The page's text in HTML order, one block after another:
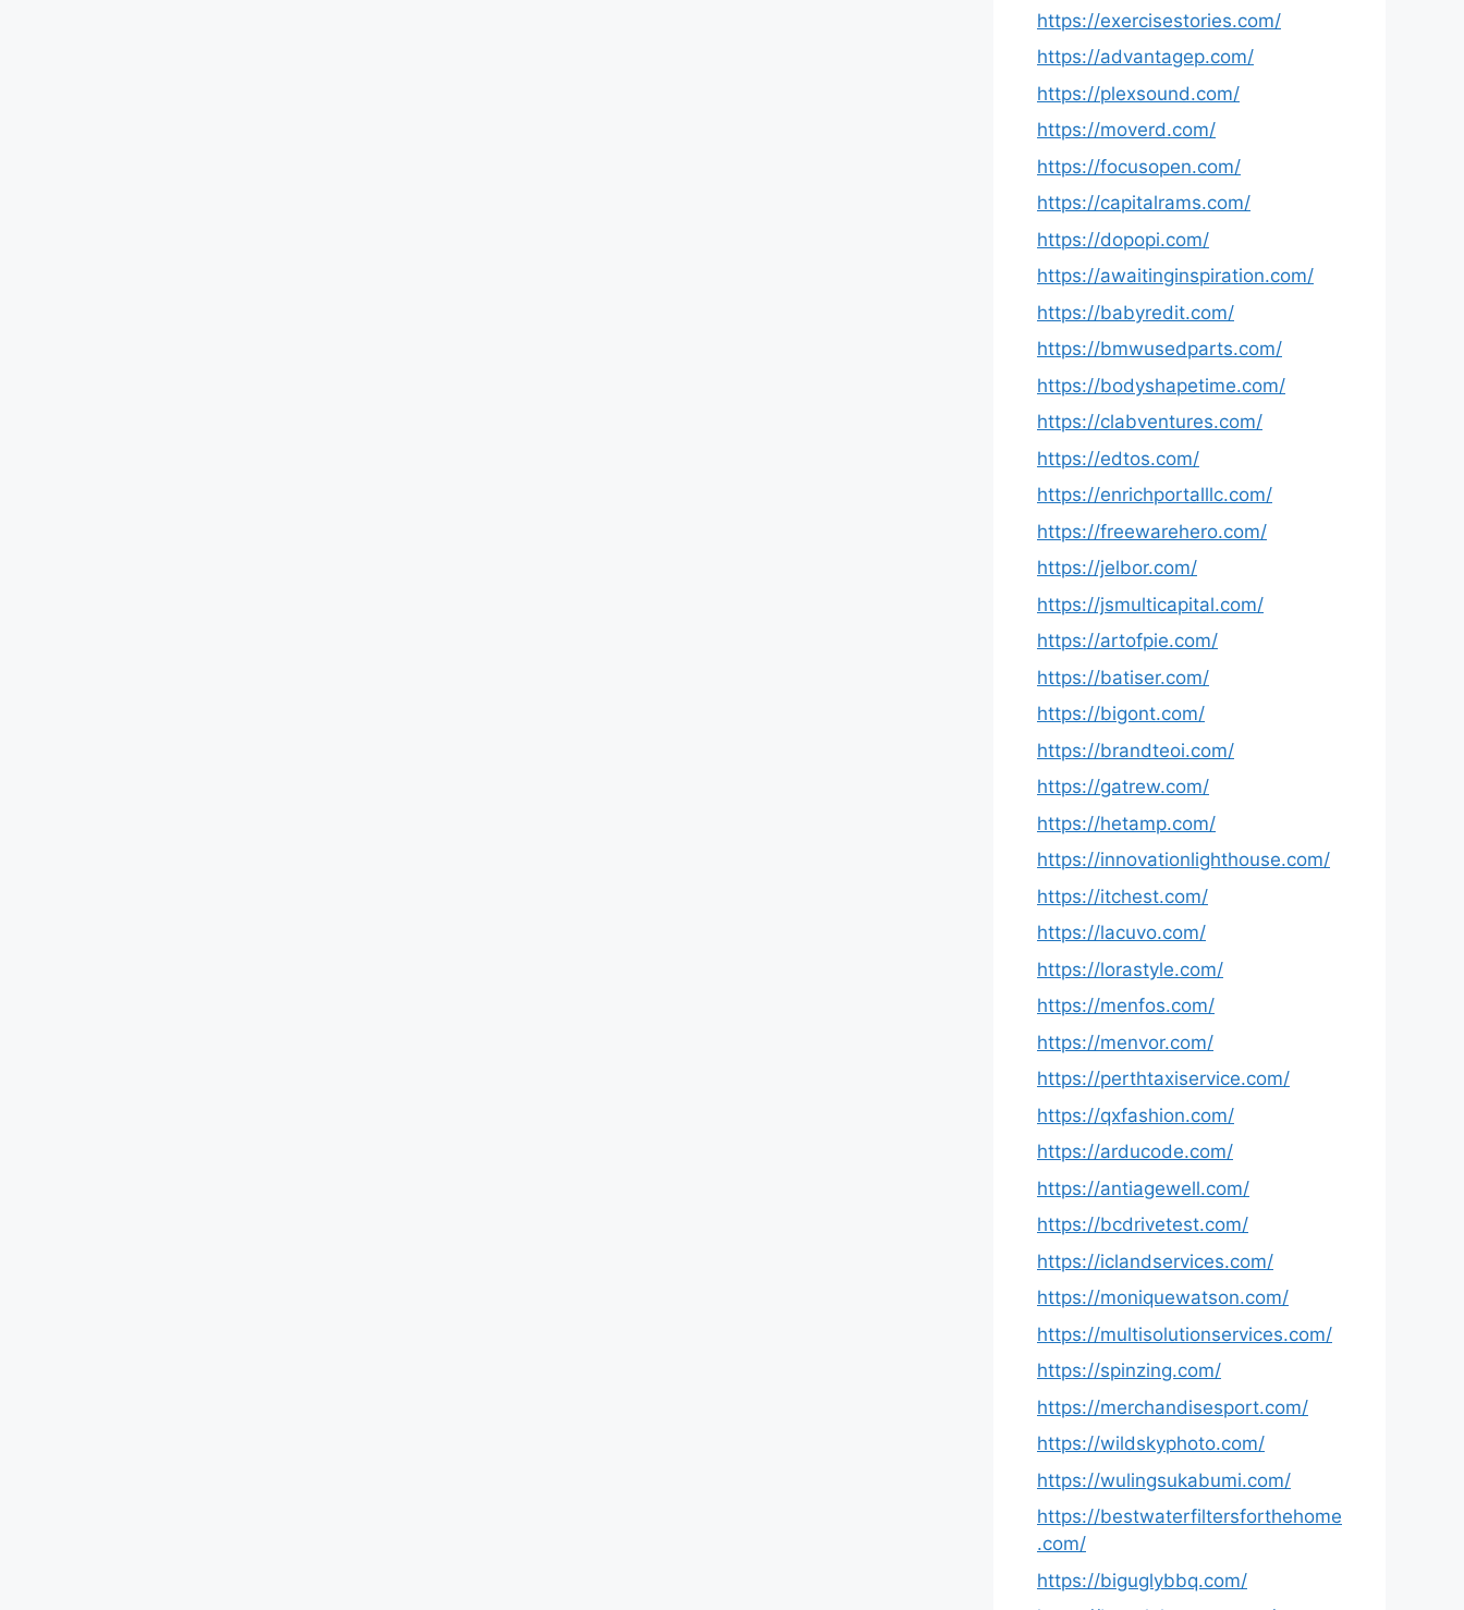
https://exercisestories.com/
https://advantagep.com/
https://plexsound.com/
https://moverd.com/
https://focusopen.com/
https://capitalrams.com/
https://dopopi.com/
https://awaitinginspiration.com/
https://babyredit.com/
https://bmwusedparts.com/
https://bodyshapetime.com/
https://clabventures.com/
https://edtos.com/
https://enrichportalllc.com/
https://freewarehero.com/
https://jelbor.com/
https://jsmulticapital.com/
https://artofpie.com/
https://batiser.com/
https://bigont.com/
https://brandteoi.com/
https://gatrew.com/
https://hetamp.com/
https://innovationlighthouse.com/
https://itchest.com/
https://lacuvo.com/
https://lorastyle.com/
https://menfos.com/
https://menvor.com/
https://perthtaxiservice.com/
https://qxfashion.com/
https://arducode.com/
https://antiagewell.com/
https://bcdrivetest.com/
https://iclandservices.com/
https://moniquewatson.com/
https://multisolutionservices.com/
https://spinzing.com/
https://merchandisesport.com/
https://wildskyphoto.com/
https://wulingsukabumi.com/
https://bestwaterfiltersforthehome
.com/
https://biguglybbq.com/